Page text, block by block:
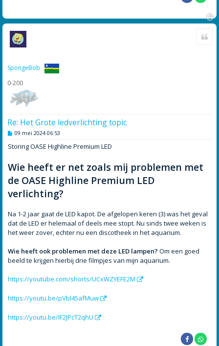
O
SpongeBob
0-200
Re: Het Grote ledverlichting topic
B
r
i
h
t
09 mei 2024 06:53
Storing OASE Highline Premium LED
Wie heeft er net zoals mij problemen met
de OASE Highline Premium LED
verlichting?
Na 1-2 jaar gaat de LED kapot. De afgelopen keren (3) was het geval
dat de LED er helemaal of deels mee stopt. Nu sinds twee weken is
het weer zover, echter nu een discotheek in het aquarium.
Wie heeft ook problemen met deze LED lampen? Om een goed
beeld te krijgen hierbij drie filmpjes van mijn aquarium.
https://youtube.com/shorts/UCxWZYEFE2M
https://youtu.be/pVbl45afMuw
https://youtu.be/IF2JPcT2qhU